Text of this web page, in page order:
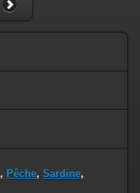
, Pêche, Sardine,